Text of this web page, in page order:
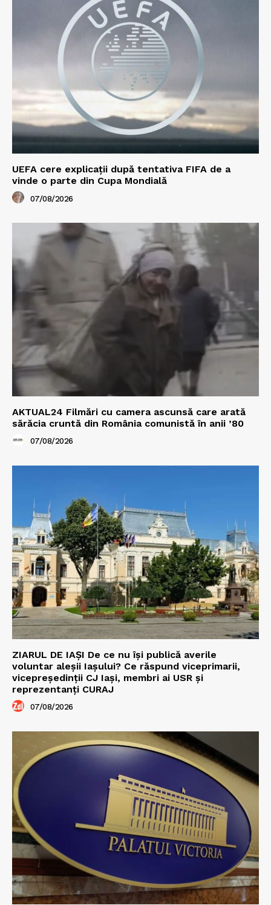
UEFA cere explicații după tentativa FIFA de a
vinde o parte din Cupa Mondială
07/08/2026
AKTUAL24 Filmări cu camera ascunsă care arată
sărăcia cruntă din România comunistă în anii ’80
07/08/2026
ZIARUL DE IAȘI De ce nu își publică averile
voluntar aleșii Iașului? Ce răspund viceprimarii,
vicepreședinții CJ Iași, membri ai USR și
reprezentanți CURAJ
07/08/2026